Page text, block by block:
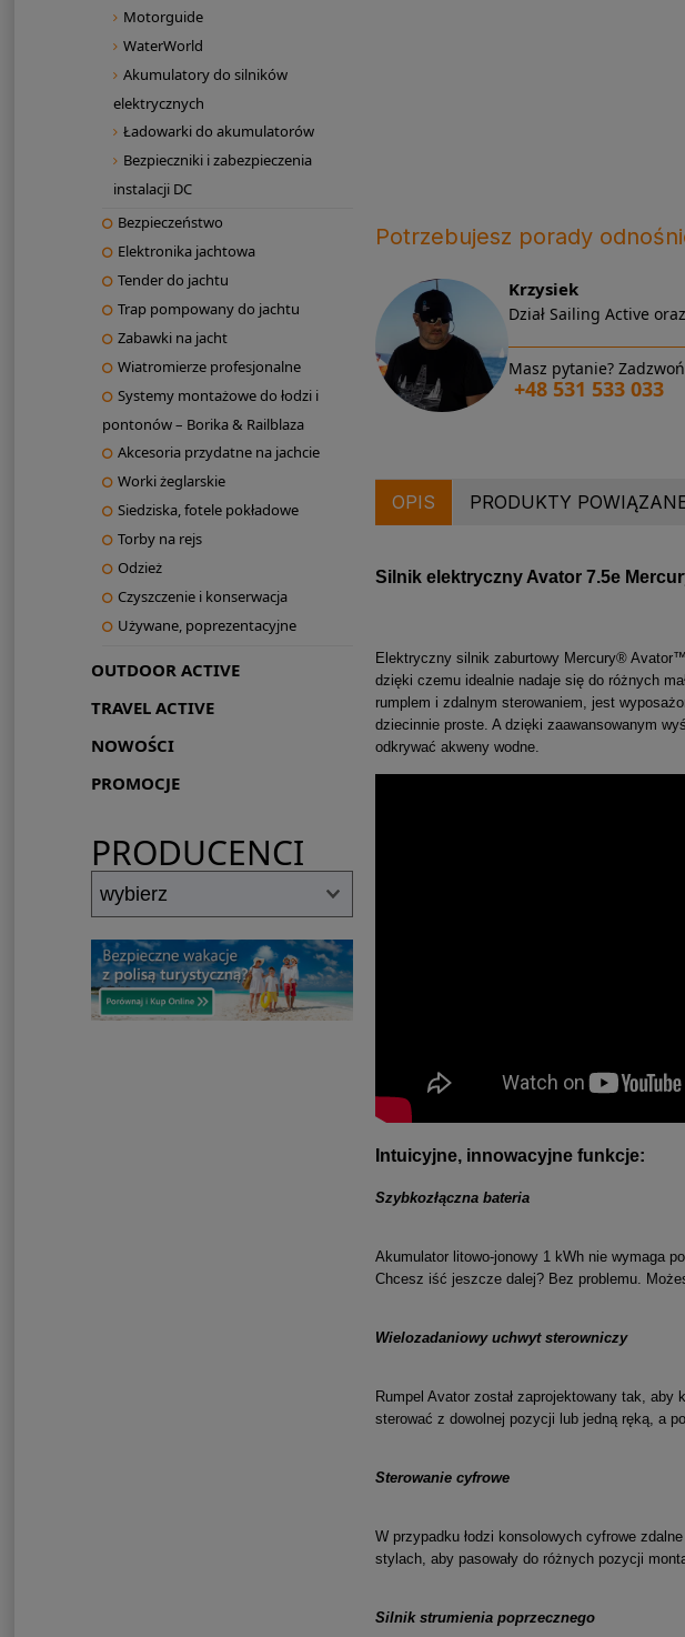
Motorguide
WaterWorld
Akumulatory do silników
elektrycznych
Ładowarki do akumulatorów
Bezpieczniki i zabezpieczenia
instalacji DC
Bezpieczeństwo
Elektronika jachtowa
Tender do jachtu
Trap pompowany do jachtu
Zabawki na jacht
Wiatromierze profesjonalne
Systemy montażowe do łodzi i
pontonów – Borika & Railblaza
Akcesoria przydatne na jachcie
Worki żeglarskie
Siedziska, fotele pokładowe
Torby na rejs
Odzież
Czyszczenie i konserwacja
Używane, poprezentacyjne
OUTDOOR ACTIVE
TRAVEL ACTIVE
NOWOŚCI
PROMOCJE
PRODUCENCI
Potrzebujesz porady
Krzysiek
Dział Sailing Active
Masz pytanie?
+48 531 533 033
OPIS PRODUKTY
Silnik elektryczny Avator 7.5e
Elektryczny silnik zaburtowy Mercury®
dzięki czemu idealnie nadaje się do różnych
rumplem i zdalnym sterowaniem, jest
dziecinnie proste. A dzięki zaawansowanym
odkrywać akweny wodne.
Intuicyjne, innowacyjne funkcje:
Szybkozłączna bateria
Akumulator litowo-jonowy 1 kWh nie wymaga
Chcesz iść jeszcze dalej? Bez problemu.
Wielozadaniowy uchwyt sterowniczy
Rumpel Avator został zaprojektowany tak, aby
sterować z dowolnej pozycji lub jedną ręką, a
Sterowanie cyfrowe
W przypadku łodzi konsolowych cyfrowe
stylach, aby pasowały do różnych pozycji
Silnik strumienia poprzecznego